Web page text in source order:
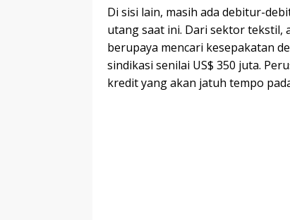
Di sisi lain, masih ada debitur-
utang saat ini. Dari sektor tekstil,
berupaya mencari kesepakatan
sindikasi senilai US$ 350 juta.
kredit yang akan jatuh tempo